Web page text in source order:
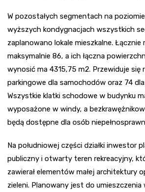
W pozostałych segmentach na
wyższych kondygnacjach wszystkich
zaplanowano lokale mieszkalne. Łącznie
maksymalnie 86, a ich łączna
wynosić ma 4315,75 m2. Przewiduje się
parkingowe dla samochodów oraz 74
Wszystkie klatki schodowe w budynku
wyposażone w windy, a
będą dostępne dla osób
Na południowej części działki inwestor
publiczny i otwarty teren rekreacyjny,
zawierał elementów małej architektury
zieleni. Planowany jest do umieszczenia